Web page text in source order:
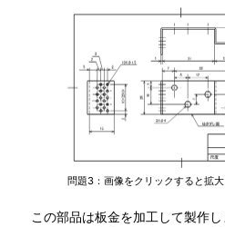
問題3：画像をクリックすると拡
この部品は板金を加工して製作